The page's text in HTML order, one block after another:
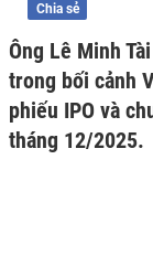
Chia sẻ
Ông Lê Minh
trong bối cảnh
phiếu IPO và
tháng 12/2025.